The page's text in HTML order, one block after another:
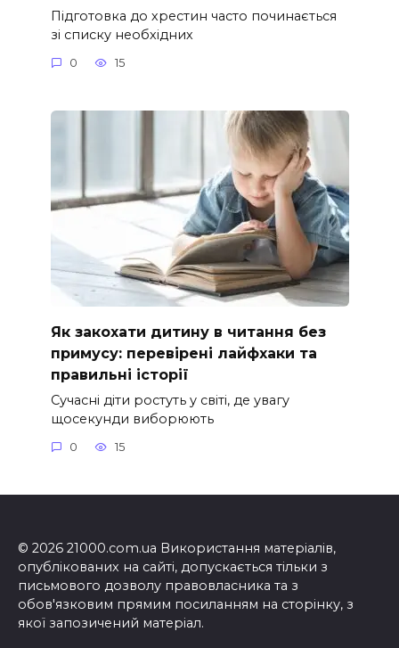
Підготовка до хрестин часто починається
зі списку необхідних
0 15
Як закохати дитину в читання без
примусу: перевірені лайфхаки та
правильні історії
Сучасні діти ростуть у світі, де увагу
щосекунди виборюють
0 15
© 2026 21000.com.ua Використання матеріалів,
опублікованих на сайті, допускається тільки з
письмового дозволу правовласника та з
обов'язковим прямим посиланням на сторінку, з
якої запозичений матеріал.